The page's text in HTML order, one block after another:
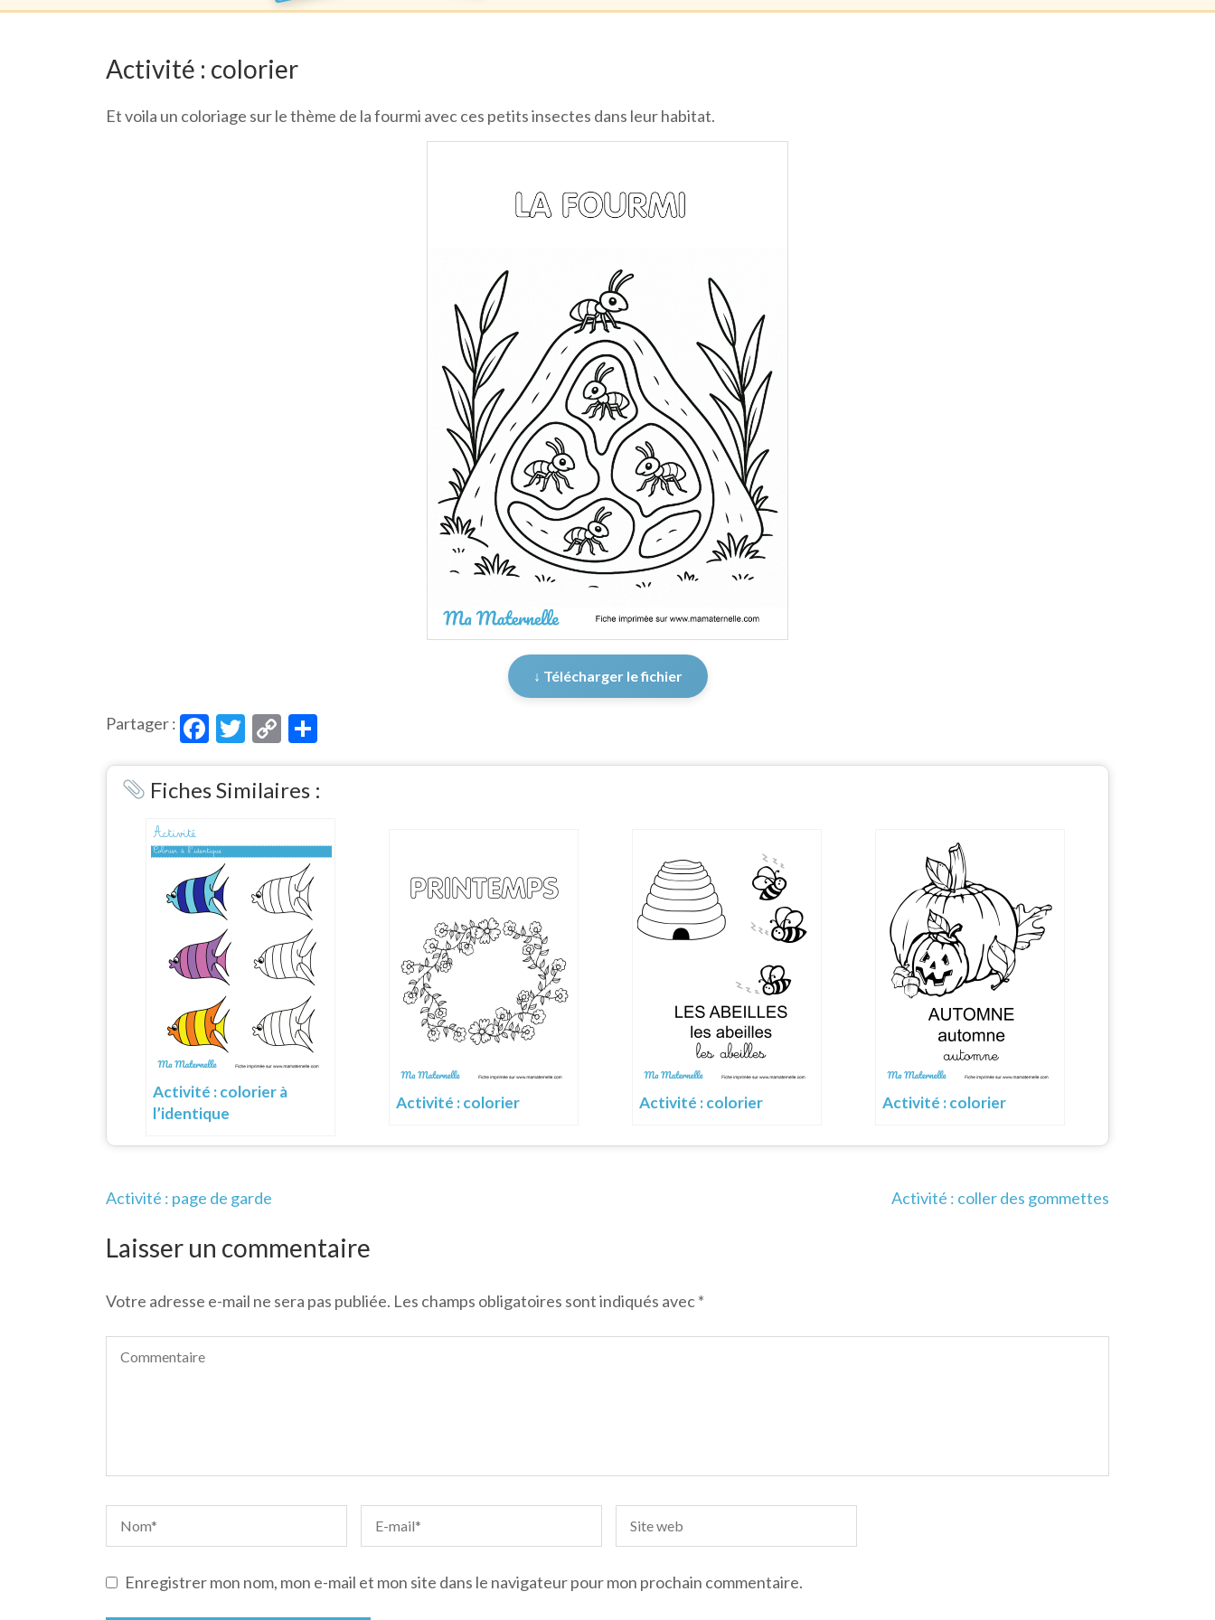
Activité : colorier
Et voila un coloriage sur le thème de la fourmi avec ces petits insectes dans leur habitat.
↓ Télécharger le fichier
Partager : Facebook
Twitter
Copy
Link
Fiches Similaires :
Activité : colorier à
l’identique
Activité : colorier Activité : colorier Activité : colorier
Navigation
l’article
Activité : page de garde Activité : coller des gommettes
Laisser un commentaire
Votre adresse e-mail ne sera pas publiée. Les champs obligatoires sont indiqués avec*
Enregistrer mon nom, mon e-mail et mon site dans le navigateur pour mon prochain commentaire.